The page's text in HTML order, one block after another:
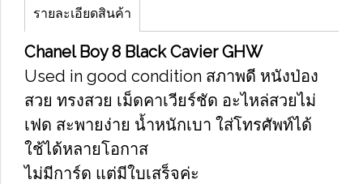
รายละเอียดสินค้า
Chanel Boy 8 Black Cavier GHW
Used in good condition สภาพดี หนังป่อง
สวย ทรงสวย เม็ดคาเวียร์ชัด อะไหล่สวยไม่
เฟด สะพายง่าย น้ำหนักเบา ใส่โทรศัพท์ได้
ใช้ได้หลายโอกาส
ไม่มีการ์ด แต่มีใบเสร็จค่ะ